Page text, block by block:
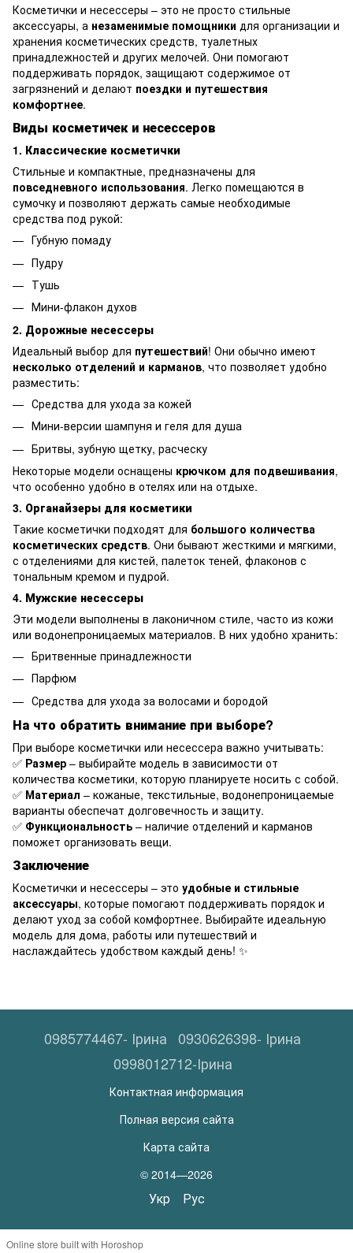
Косметички и несессеры – это не просто стильные
аксессуары, а незаменимые помощники для организации и
хранения косметических средств, туалетных
принадлежностей и других мелочей. Они помогают
поддерживать порядок, защищают содержимое от
загрязнений и делают поездки и путешествия
комфортнее.
Виды косметичек и несессеров
1. Классические косметички
Стильные и компактные, предназначены для
повседневного использования. Легко помещаются в
сумочку и позволяют держать самые необходимые
средства под рукой:
Губную помаду
Пудру
Тушь
Мини-флакон духов
2. Дорожные несессеры
Идеальный выбор для путешествий! Они обычно имеют
несколько отделений и карманов, что позволяет удобно
разместить:
Средства для ухода за кожей
Мини-версии шампуня и геля для душа
Бритвы, зубную щетку, расческу
Некоторые модели оснащены крючком для подвешивания,
что особенно удобно в отелях или на отдыхе.
3. Органайзеры для косметики
Такие косметички подходят для большого количества
косметических средств. Они бывают жесткими и мягкими,
с отделениями для кистей, палеток теней, флаконов с
тональным кремом и пудрой.
4. Мужские несессеры
Эти модели выполнены в лаконичном стиле, часто из кожи
или водонепроницаемых материалов. В них удобно хранить:
Бритвенные принадлежности
Парфюм
Средства для ухода за волосами и бородой
На что обратить внимание при выборе?
При выборе косметички или несессера важно учитывать:
✅ Размер – выбирайте модель в зависимости от
количества косметики, которую планируете носить с собой.
✅ Материал – кожаные, текстильные, водонепроницаемые
варианты обеспечат долговечность и защиту.
✅ Функциональность – наличие отделений и карманов
поможет организовать вещи.
Заключение
Косметички и несессеры – это удобные и стильные
аксессуары, которые помогают поддерживать порядок и
делают уход за собой комфортнее. Выбирайте идеальную
модель для дома, работы или путешествий и
наслаждайтесь удобством каждый день! ✨
0985774467- Ірина 0930626398- Ірина
0998012712-Ірина
Контактная информация
Полная версия сайта
Карта сайта
© 2014—2026
Укр Рус
Online store built with Horoshop